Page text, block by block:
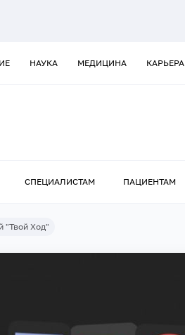
НАУКА МЕДИЦИНА КАРЬЕРА
СПЕЦИАЛИСТАМ ПАЦИЕНТАМ
"Твой Ход"